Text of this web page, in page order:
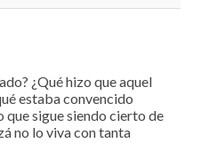
¿Qué hizo que aquel
estaba convencido
que sigue siendo cierto de
no lo viva con tanta